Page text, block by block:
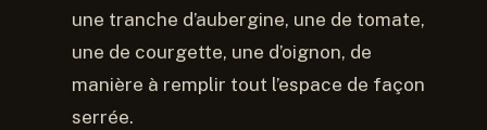
une tranche d’aubergine, une de tomate,
une de courgette, une d’oignon, de
manière à remplir tout l’espace de façon
serrée.